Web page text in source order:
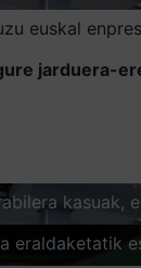
euskal
jarduera-
kasuak,
eraldaketatik